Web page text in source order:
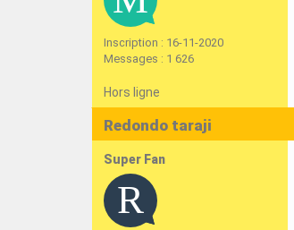
Inscription : 16-11-2020
Messages : 1 626
Hors ligne
Redondo taraji
Super Fan